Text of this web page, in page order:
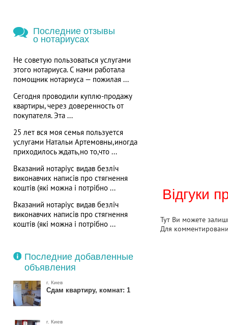
Последние отзывы
о нотариусах
Не советую пользоваться услугами
этого нотариуса. С нами работала
помощник нотариуса — пожилая ...
Сегодня проводили куплю-продажу
квартиры, через доверенность от
покупателя. Эта ...
25 лет вся моя семья пользуется
услугами Натальи Артемовны,иногда
приходилось ждать,но то,что ...
Вказаний нотаріус видав безліч
виконавчих написів про стягнення
коштів (які можна і потрібно ...
Вказаний нотаріус видав безліч
виконавчих написів про стягнення
коштів (які можна і потрібно ...
Последние добавленные
объявления
г. Киев
Сдам квартиру, комнат: 1
г. Киев
Відгуки
Тут Ви можете
Для